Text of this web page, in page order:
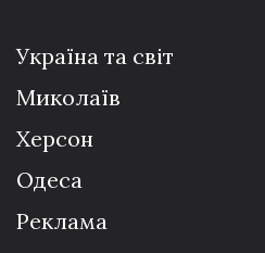
Україна та світ
Миколаїв
Херсон
Одеса
Реклама